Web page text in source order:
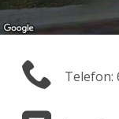
Telefon: